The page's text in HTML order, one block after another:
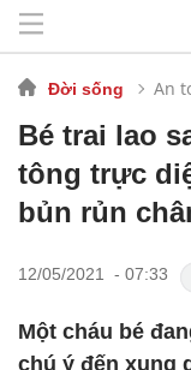
Đời sống An
Bé trai lao
tông trực
bủn rủn
12/05/2021 - 07:33
Một cháu bé
chú ý đến xung